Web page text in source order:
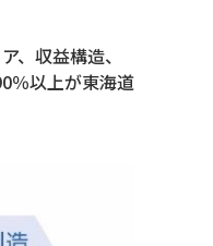
、収益構造、
％以上が東海道